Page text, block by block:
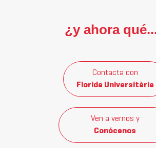
¿y ahora
Contacta con
Florida Universitària
Ven a vernos y
Conócenos